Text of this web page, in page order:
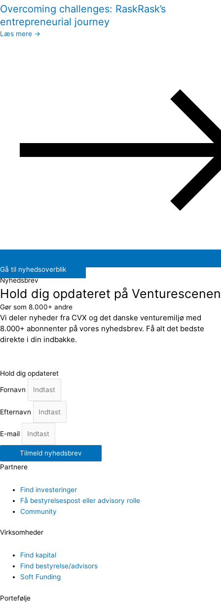
Overcoming challenges: RaskRask’s
entrepreneurial journey
Læs mere →
Gå til nyhedsoverblik
Nyhedsbrev
Hold dig opdateret på Venturescenen
Gør som 8.000+ andre
Vi deler nyheder fra CVX og det danske venturemiljø med
8.000+ abonnenter på vores nyhedsbrev. Få alt det bedste
direkte i din indbakke.
Hold dig opdateret
Fornavn
Efternavn
E-mail
Tilmeld nyhedsbrev
Partnere
Find investeringer
Få bestyrelsespost eller advisory rolle
Community
Virksomheder
Find kapital
Find bestyrelse/advisors
Soft Funding
Portefølje